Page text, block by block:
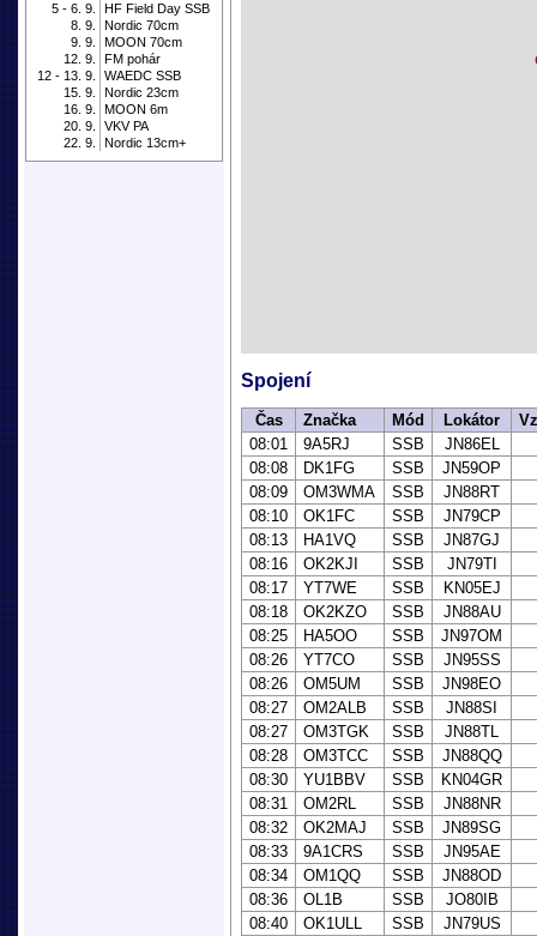
5 - 6. 9.
HF Field Day SSB
8. 9.
Nordic 70cm
9. 9.
MOON 70cm
12. 9.
FM pohár
12 - 13. 9.
WAEDC SSB
15. 9.
Nordic 23cm
16. 9.
MOON 6m
20. 9.
VKV PA
22. 9.
Nordic 13cm+
Spojení
Čas Značka Mód Lokátor
08:01
9A5RJ SSB
JN86EL
08:08
DK1FG SSB
JN59OP
08:09
OM3WMA SSB
JN88RT
08:10
OK1FC SSB
JN79CP
08:13
HA1VQ SSB
JN87GJ
08:16
OK2KJI SSB
JN79TI
08:17
YT7WE SSB
KN05EJ
08:18
OK2KZO SSB
JN88AU
08:25
HA5OO SSB
JN97OM
08:26
YT7CO SSB
JN95SS
08:26
OM5UM SSB
JN98EO
08:27
OM2ALB SSB
JN88SI
08:27
OM3TGK SSB
JN88TL
08:28
OM3TCC SSB
JN88QQ
08:30
YU1BBV SSB
KN04GR
08:31
OM2RL SSB
JN88NR
08:32
OK2MAJ SSB
JN89SG
08:33
9A1CRS SSB
JN95AE
08:34
OM1QQ SSB
JN88OD
08:36
OL1B SSB
JO80IB
08:40
OK1ULL SSB
JN79US